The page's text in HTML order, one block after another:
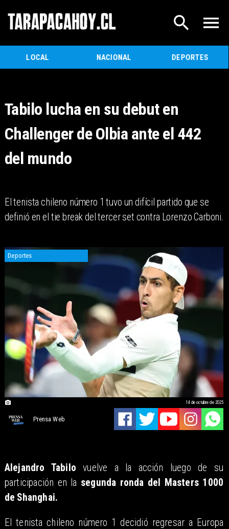
LOCAL NACIONAL DEPORTES
Tabilo lucha en su debut en
Challenger de Olbia ante el 442
del mundo
El tenista chileno número 1 tuvo un difícil partido que se
definió en el tie break del tercer set contra Lorenzo Carboni.
Deportes
Prensa Web
14 de octubre de 2025
Alejandro Tabilo vuelve a la acción luego de su
participación en la segunda ronda del Masters 1000
de Shanghai.
El tenista chileno número 1 decidió regresar a Europa